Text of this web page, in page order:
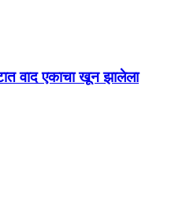
वाद एकाचा खून झालेला